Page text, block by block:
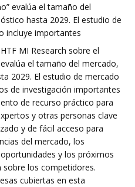
evalúa el tamaño del
hasta 2029. El estudio de
incluye importantes
MI Research sobre el
el tamaño del mercado,
2029. El estudio de mercado
de investigación importantes
de recurso práctico para
y otras personas clave
y de fácil acceso para
del mercado, los
y los próximos
los competidores.
cubiertas en esta